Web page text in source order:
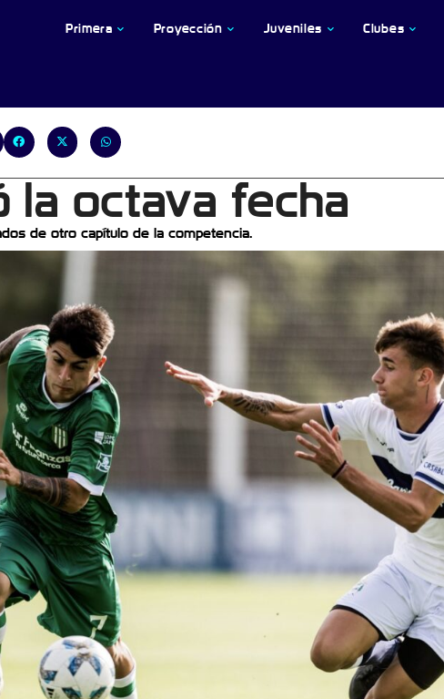
Primera Proyección Juveniles Clubes
la octava fecha
de otro capítulo de la competencia.